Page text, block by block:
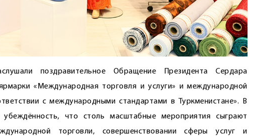
поздравительное Обращение Президента Сердара
«Международная торговля и услуги» и международной
с международными стандартами в Туркменистане». В
убеждённость, что столь масштабные мероприятия сыграют
торговли, совершенствовании сферы услуг и